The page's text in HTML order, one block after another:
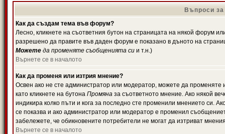
Въпроси
Как да създам тема във форум?
Лесно, кликнете на съответния бутон на страницата на някой форум
разрешено да правите във даден форум е показано в дъното на
Можете да променяте съобщенията си и т.н.)
Върнете се в началото
Как да променя или изтрия мнение?
Освен ако не сте администратор или модератор, можете да
като кликнете на бутона Промяна за съответното мнение. Ако някой
индикира колко пъти и кога за последно сте променили мнението си.
се показва и ако администратор или модератор е променил
забележете, че обикновените потребители не могат да изтриват
Върнете се в началото